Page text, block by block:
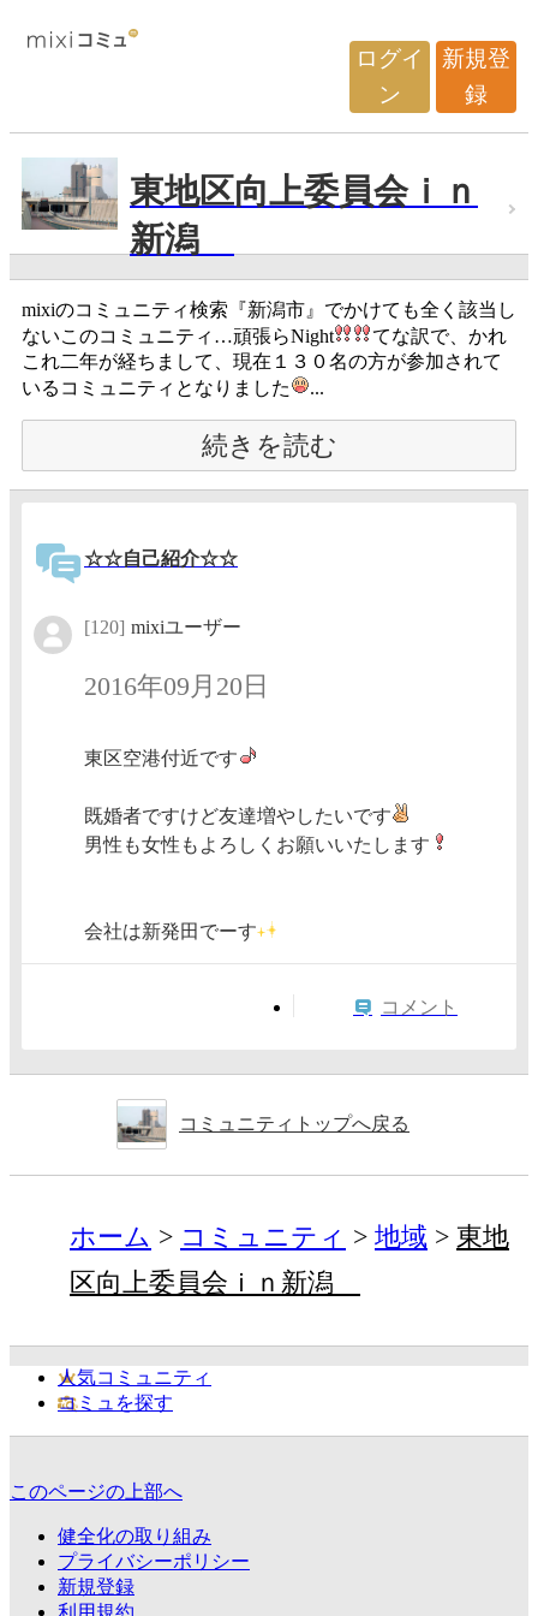
ログイ
ン
新規登
録
東地区向上委員会ｉｎ
新潟
mixiのコミュニティ検索『新潟市』でかけても全く該当し
ないこのコミュニティ…頑張らNight
てな訳で、かれ
これ二年が経ちまして、現在１３０名の方が参加されて
いるコミュニティとなりました
...
続きを読む
☆☆自己紹介☆☆
[120] mixiユーザー
2016年09月20日
東区空港付近です
既婚者ですけど友達増やしたいです
男性も女性もよろしくお願いいたします
会社は新発田でーす
コメント
コミュニティトップへ戻る
ホーム コミュニティ 地域
東地
区向上委員会ｉｎ新潟
人気コミュニティ
コミュを探す
このページの上部へ
健全化の取り組み
プライバシーポリシー
新規登録
利用規約